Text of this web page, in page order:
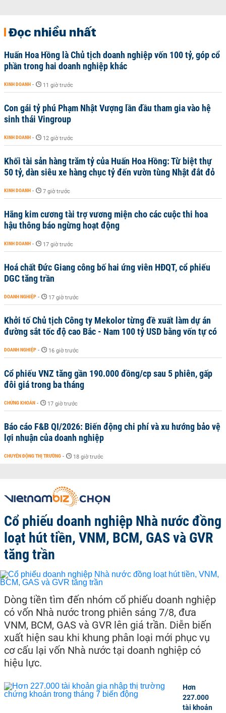
Đọc nhiều nhất
Huấn Hoa Hồng là Chủ tịch doanh nghiệp vốn 100 tỷ, góp cổ
phần trong hai doanh nghiệp khác
KINH DOANH - 11 giờ trước
Con gái tỷ phú Phạm Nhật Vượng lần đầu tham gia vào hệ
sinh thái Vingroup
KINH DOANH - 12 giờ trước
Khối tài sản hàng trăm tỷ của Huấn Hoa Hồng: Từ biệt thự
50 tỷ, dàn siêu xe hàng chục tỷ đến vườn tùng Nhật đắt đỏ
KINH DOANH - 7 giờ trước
Hãng kim cương tài trợ vương miện cho các cuộc thi hoa
hậu thông báo ngừng hoạt động
KINH DOANH - 17 giờ trước
Hoá chất Đức Giang công bố hai ứng viên HĐQT, cổ phiếu
DGC tăng trần
DOANH NGHIỆP - 17 giờ trước
Khởi tố Chủ tịch Công ty Mekolor từng đề xuất làm dự án
đường sắt tốc độ cao Bắc - Nam 100 tỷ USD bằng vốn tự có
DOANH NGHIỆP - 16 giờ trước
Cổ phiếu VNZ tăng gần 190.000 đồng/cp sau 5 phiên, gấp
đôi giá trong ba tháng
CHỨNG KHOÁN - 17 giờ trước
Báo cáo F&B QI/2026: Biến động chi phí và xu hướng bảo vệ
lợi nhuận của doanh nghiệp
CHUYỂN ĐỘNG THỊ TRƯỜNG - 18 giờ trước
Cổ phiếu doanh nghiệp Nhà nước đồng
loạt hút tiền, VNM, BCM, GAS và GVR
tăng trần
Dòng tiền tìm đến nhóm cổ phiếu doanh nghiệp
có vốn Nhà nước trong phiên sáng 7/8, đưa
VNM, BCM, GAS và GVR lên giá trần. Diễn biến
xuất hiện sau khi khung phân loại mới phục vụ
cơ cấu lại vốn Nhà nước tại doanh nghiệp có
hiệu lực.
Hơn
227.000
tài khoản